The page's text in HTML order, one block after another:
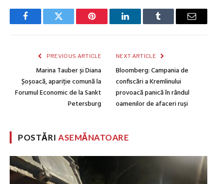
FacebookTwitter Pinterest LinkedInTumblr Email
PREVIOUS ARTICLE
Marina Tauber și Diana
Șoșoacă, apariție comună la
Forumul Economic de la Sankt
Petersburg
NEXT ARTICLE
Bloomberg: Campania de
confiscări a Kremlinului
provoacă panică în rândul
oamenilor de afaceri ruși
POSTĂRIASEMĂNATOARE